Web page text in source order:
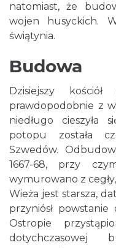
natomiast, że
wojen husyckich.
świątynia.
Budowa
Dzisiejszy
prawdopodobnie z
niedługo cieszyła
potopu została
Szwedów.
1667-68, przy
wymurowano z
Wieża jest starsza,
przyniósł
Ostropie
dotychczasowej